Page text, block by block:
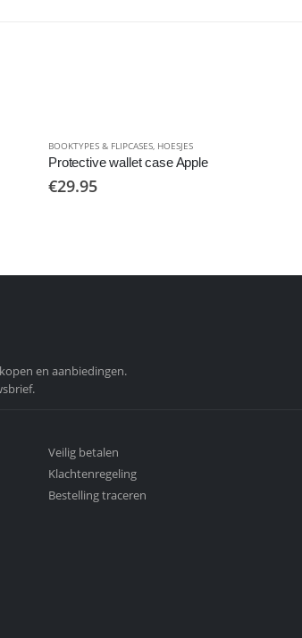
BOOKTYPES & FLIPCASES, HOESJES
Protective wallet case Apple
€29.95
en aanbiedingen.
Veilig betalen
Klachtenregeling
Bestelling traceren